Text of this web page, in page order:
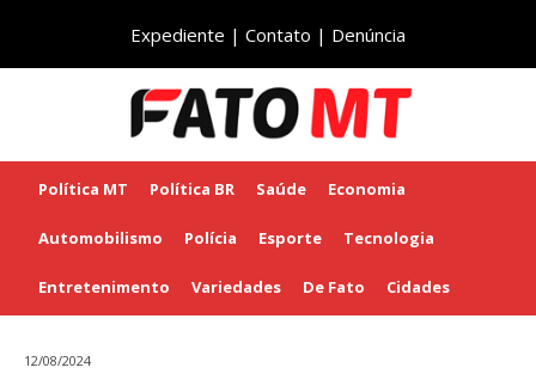
Expediente | Contato | Denúncia
Política MT Política BR Saúde Economia
Automobilismo Polícia Esporte Tecnologia
Entretenimento Variedades De Fato Cidades
12/08/2024